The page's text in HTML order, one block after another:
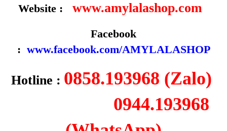
Website : www.amylalashop.com
Facebook
: www.facebook.com/AMYLALASHOP
Hotline : 0858.193968 (Zalo)
0944.193968